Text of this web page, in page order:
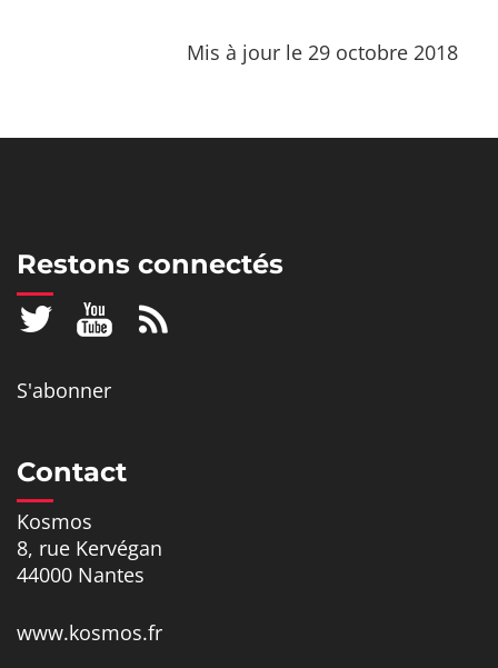
Mis à jour le 29 octobre 2018
Restons connectés
S'abonner
Contact
Kosmos
8, rue Kervégan
44000 Nantes
www.kosmos.fr